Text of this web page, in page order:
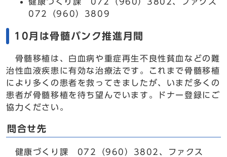
072（960）3809
10月は骨髄バンク推進月間
骨髄移植は、白血病や重症再生不良性貧血などの難
治性血液疾患に有効な治療法です。これまで骨髄移植
により多くの患者を救ってきましたが、いまだ多くの
患者が骨髄移植を待ち望んでいます。ドナー登録にご
協力ください。
問合せ先
健康づくり課 072（960）3802、ファクス